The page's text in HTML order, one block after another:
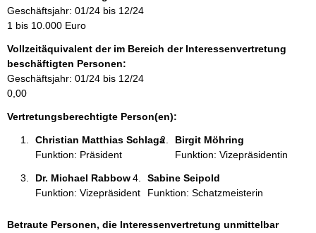
a
t
o
n
e
n
:
Geschäftsjahr: 01/24 bis 12/24
1 bis 10.000 Euro
Vollzeitäquivalent der im Bereich der Interessenvertretung
beschäftigten Personen:
Geschäftsjahr: 01/24 bis 12/24
0,00
Vertretungsberechtigte Person(en):
Christian Matthias Schlaga
Funktion: Präsident
Birgit Möhring
Funktion: Vizepräsidentin
Dr. Michael Rabbow
Funktion: Vizepräsident
Sabine Seipold
Funktion: Schatzmeisterin
Betraute Personen, die Interessenvertretung unmittelbar